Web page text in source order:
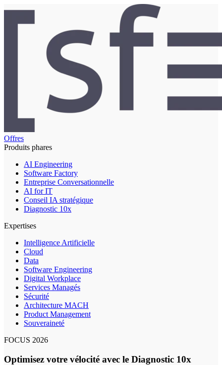
Offres
Produits phares
AI Engineering
Software Factory
Entreprise Conversationnelle
AI for IT
Conseil IA stratégique
Diagnostic 10x
Expertises
Intelligence Artificielle
Cloud
Data
Software Engineering
Digital Workplace
Services Managés
Sécurité
Architecture MACH
Product Management
Souveraineté
FOCUS 2026
Optimisez votre vélocité avec le Diagnostic 10x